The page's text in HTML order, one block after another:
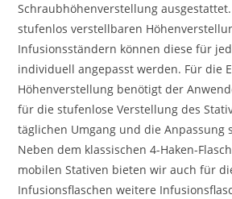
Schraubhöhenverstellung
stufenlos verstellbaren
Infusionsständern können diese für
individuell angepasst werden. Für die
Höhenverstellung benötigt der
für die stufenlose Verstellung des
täglichen Umgang und die Anpassung
Neben dem klassischen 4-Haken-
mobilen Stativen bieten wir auch für
Infusionsflaschen weitere